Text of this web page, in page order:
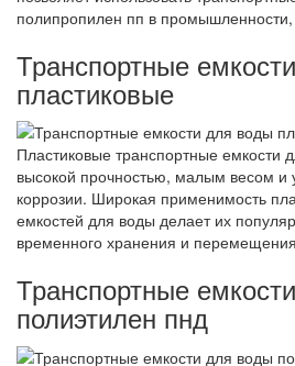
полипропилен пп в промышленности,
Транспортные
пластиковые
Пластиковые транспортные емкости
высокой прочностью, малым весом и
коррозии. Широкая применимость
емкостей для воды делает их
временного хранения и
Транспортные
полиэтилен пнд